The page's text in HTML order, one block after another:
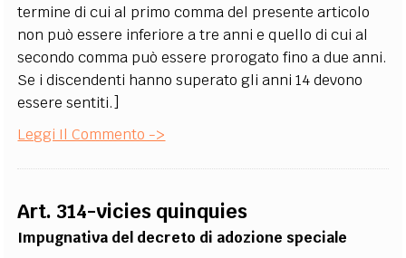
termine di cui al primo comma del presente articolo
non può essere inferiore a tre anni e quello di cui al
secondo comma può essere prorogato fino a due anni.
Se i discendenti hanno superato gli anni 14 devono
essere sentiti.]
Leggi Il Commento ->
Art. 314-vicies quinquies
Impugnativa del decreto di adozione speciale